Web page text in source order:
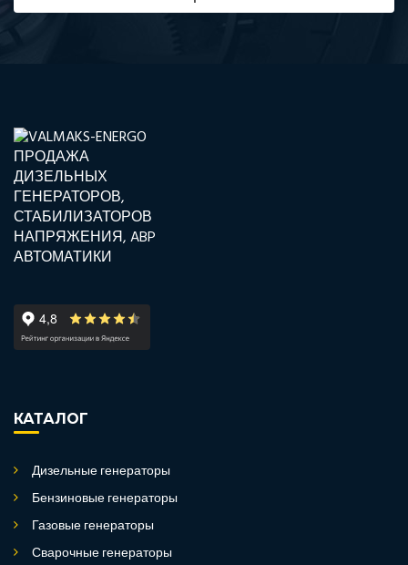
КАТАЛОГ
Дизельные генераторы
Бензиновые генераторы
Газовые генераторы
Сварочные генераторы